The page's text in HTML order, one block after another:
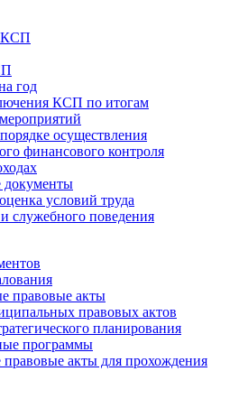
КСП
год
КСП по итогам
осуществления
финансового контроля
условий труда
служебного поведения
правовые акты
правовых актов
планирования
программы
акты для прохождения